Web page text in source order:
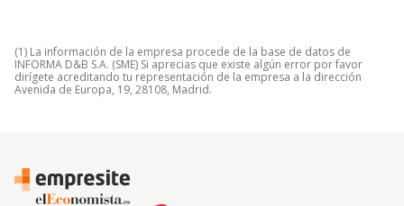
(1) La información de la empresa procede de la base de datos de
INFORMA D&B S.A. (SME) Si aprecias que existe algún error por favor
dirígete acreditando tu representación de la empresa a la dirección
Avenida de Europa, 19, 28108, Madrid.